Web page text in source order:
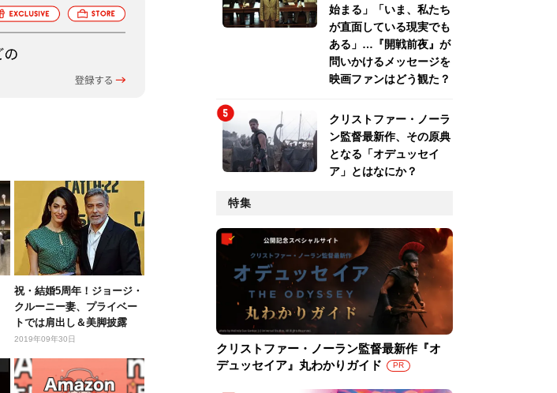
祝・結婚5周年！ジョージ・
クルーニー妻、プライベー
トでは肩出し＆美脚披露
2019年09年30日
始まる」「いま、私たち
が直面している現実でも
ある」…『開戦前夜』が
問いかけるメッセージを
映画ファンはどう観た？
クリストファー・ノーラ
ン監督最新作、その原典
となる「オデュッセイ
ア」とはなにか？
特集
クリストファー・ノーラン監督最新作『オ
デュッセイア』丸わかりガイド
PR